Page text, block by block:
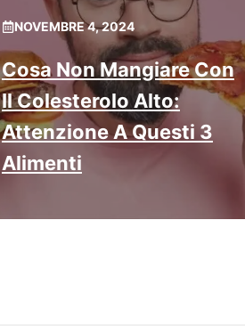
NOVEMBRE 4, 2024
Cosa Non Mangiare Con
Il Colesterolo Alto:
Attenzione A Questi 3
Alimenti